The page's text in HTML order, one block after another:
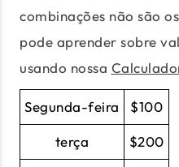
combinações não são
pode aprender sobre
usando nossa
Segunda-feira $100
terça $200